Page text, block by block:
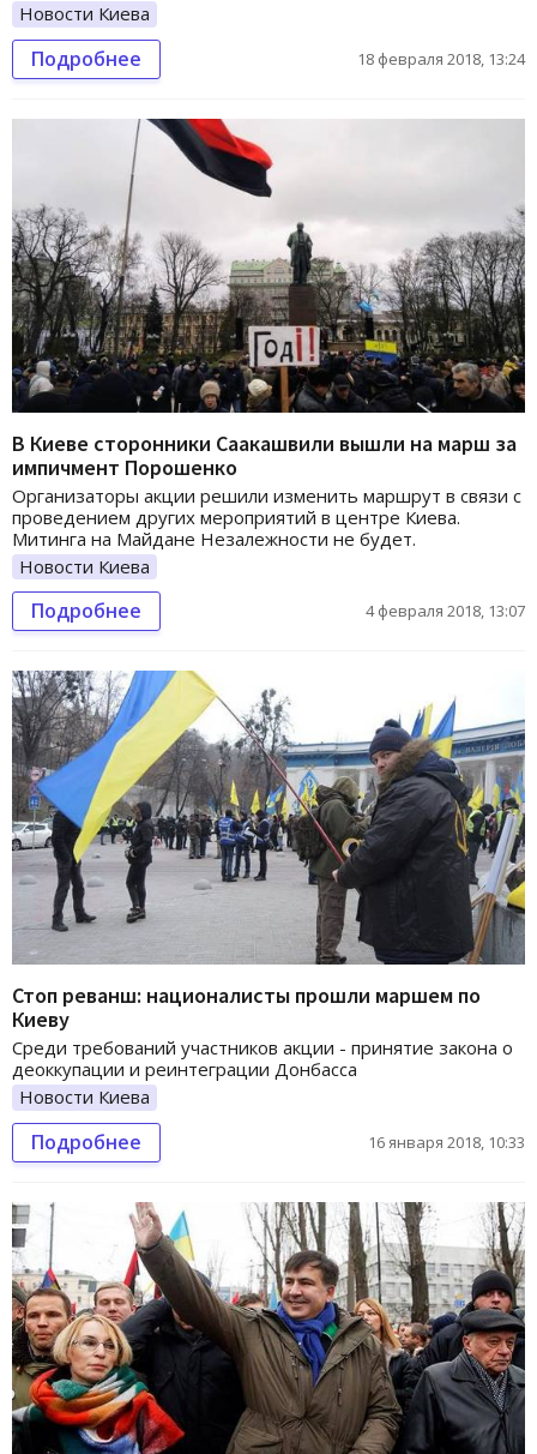
Новости Киева
Подробнее 18 февраля 2018, 13:24
В Киеве сторонники Саакашвили вышли на марш за
импичмент Порошенко
Организаторы акции решили изменить маршрут в связи с
проведением других мероприятий в центре Киева.
Митинга на Майдане Незалежности не будет.
Новости Киева
Подробнее 4 февраля 2018, 13:07
Стоп реванш: националисты прошли маршем по
Киеву
Среди требований участников акции - принятие закона о
деоккупации и реинтеграции Донбасса
Новости Киева
Подробнее 16 января 2018, 10:33